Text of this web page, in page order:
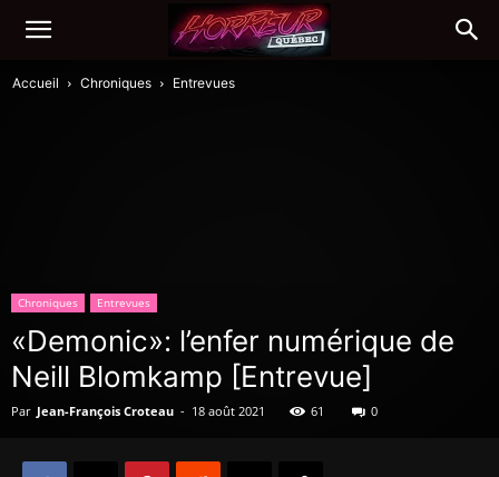
Accueil Chroniques Entrevues
Chroniques Entrevues
«Demonic»: l’enfer numérique de
Neill Blomkamp [Entrevue]
Par Jean-François Croteau - 18 août 2021 61 0